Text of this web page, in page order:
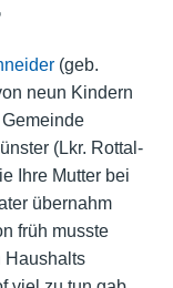
(geb.
neun Kindern
(Lkr. Rottal-
Ihre Mutter bei
übernahm
früh musste
Haushalts